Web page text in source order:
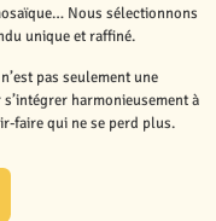
Nous sélectionnons
unique et raffiné.
pas seulement une
harmonieusement à
faire qui ne se perd plus.